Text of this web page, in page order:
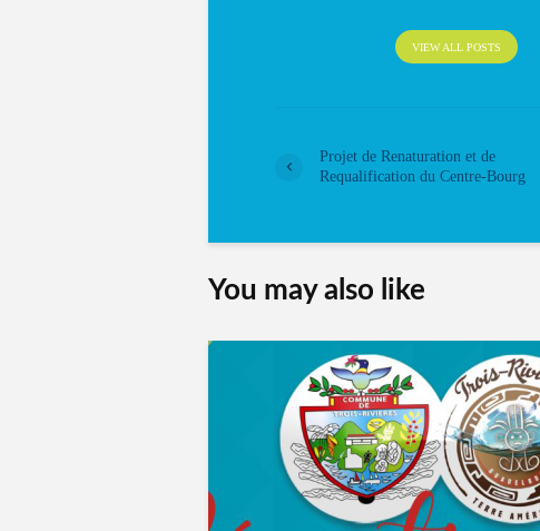
VIEW ALL POSTS
Projet de Renaturation et de
Requalification du Centre-Bourg
You may also like